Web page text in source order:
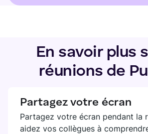
En savoir plus
réunions de
Partagez votre écran
Partagez votre écran pendant la
aidez vos collègues à